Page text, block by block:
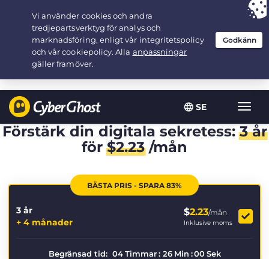
SE
Växla
Your choice:The Best Dealfor 3.3333333333333-years at $
/month
Förstärk din digitala sekretess:3 år
för$2.23/mån
BÄSTA PRIS - SPARA 83%
3 år
+ 4 månader
$2.23/mån
Inklusive moms
Begränsad tid: 04 Timmar : 26 Min :00 Sek